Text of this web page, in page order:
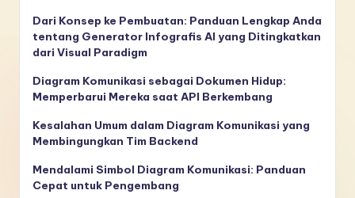
Dari Konsep ke Pembuatan: Panduan Lengkap Anda
tentang Generator Infografis AI yang Ditingkatkan
dari Visual Paradigm
Diagram Komunikasi sebagai Dokumen Hidup:
Memperbarui Mereka saat API Berkembang
Kesalahan Umum dalam Diagram Komunikasi yang
Membingungkan Tim Backend
Mendalami Simbol Diagram Komunikasi: Panduan
Cepat untuk Pengembang